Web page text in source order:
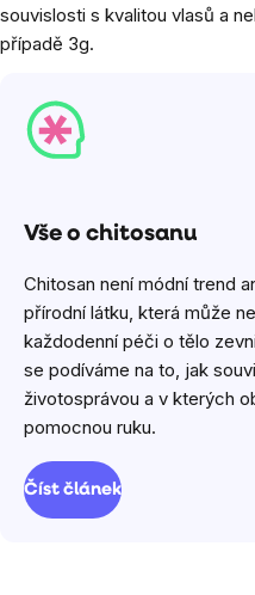
souvislosti s kvalitou vlasů a
případě 3g.
Vše o chitosanu
Chitosan není módní trend
přírodní látku, která může
každodenní péči o tělo
se podíváme na to, jak
životosprávou a v kterých
pomocnou ruku.
Číst článek